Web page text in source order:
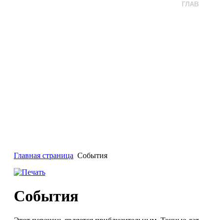
Главная страница События
События